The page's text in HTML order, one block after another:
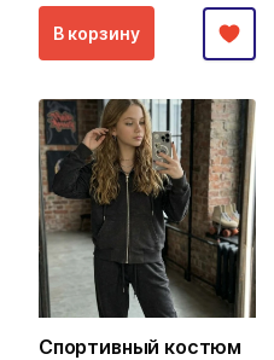
В корзину
Спортивный костюм